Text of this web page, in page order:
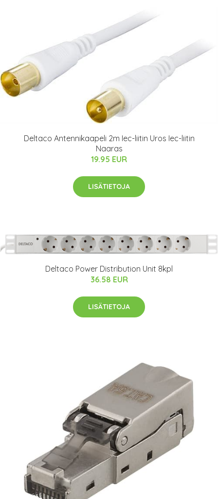
Deltaco Antennikaapeli 2m Iec-liitin Uros Iec-liitin
Naaras
19.95 EUR
LISÄTIETOJA
Deltaco Power Distribution Unit 8kpl
36.58 EUR
LISÄTIETOJA